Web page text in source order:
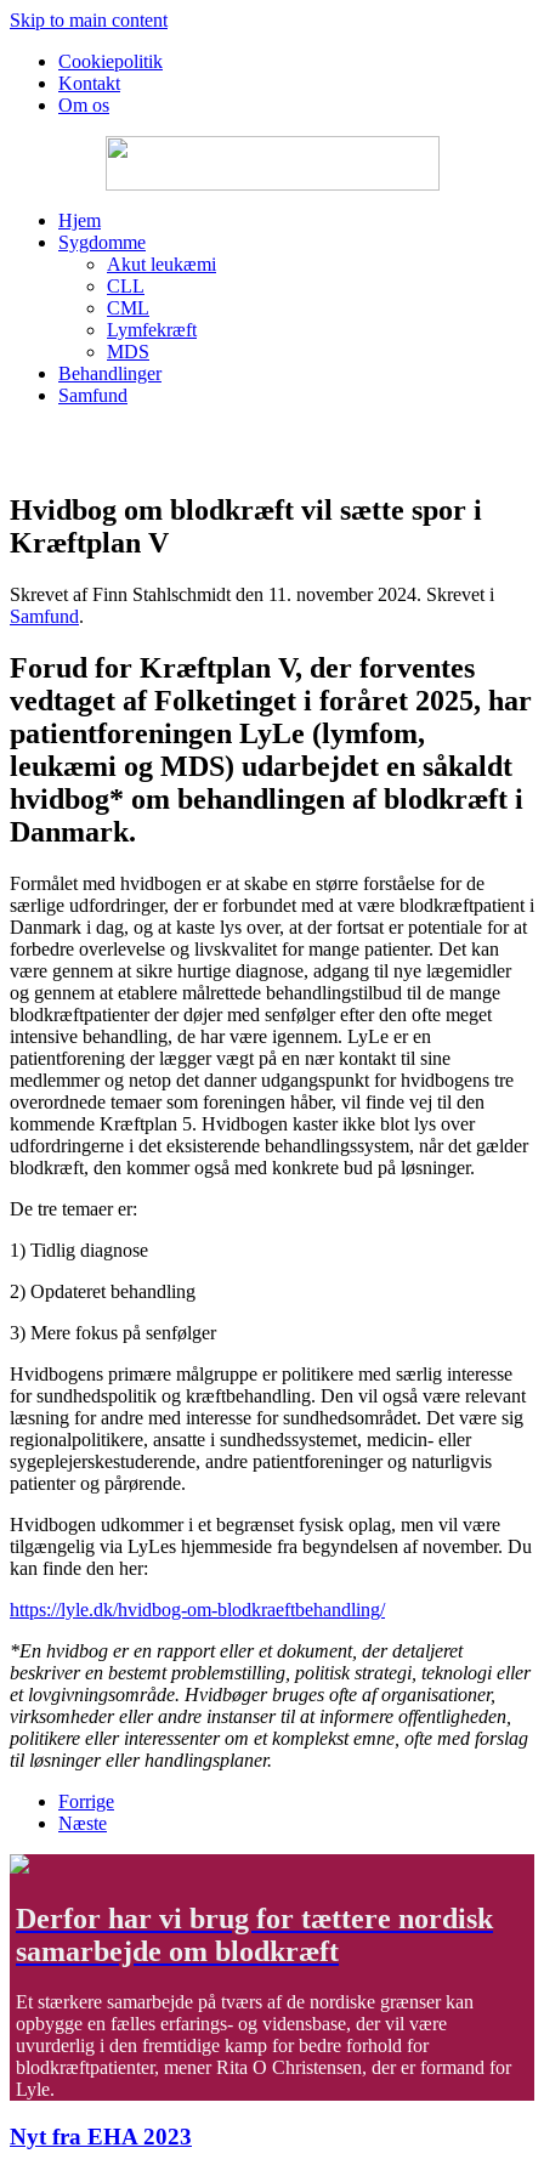
Skip to main content
Cookiepolitik
Kontakt
Om os
Hjem
Sygdomme
Akut leukæmi
CLL
CML
Lymfekræft
MDS
Behandlinger
Samfund
Hvidbog om blodkræft vil sætte spor i
Kræftplan V
Skrevet af Finn Stahlschmidt den 11. november 2024. Skrevet i
Samfund.
Forud for Kræftplan V, der forventes
vedtaget af Folketinget i foråret 2025, har
patientforeningen LyLe (lymfom,
leukæmi og MDS) udarbejdet en såkaldt
hvidbog* om behandlingen af blodkræft i
Danmark.
Formålet med hvidbogen er at skabe en større forståelse for de
særlige udfordringer, der er forbundet med at være blodkræftpatient i
Danmark i dag, og at kaste lys over, at der fortsat er potentiale for at
forbedre overlevelse og livskvalitet for mange patienter. Det kan
være gennem at sikre hurtige diagnose, adgang til nye lægemidler
og gennem at etablere målrettede behandlingstilbud til de mange
blodkræftpatienter der døjer med senfølger efter den ofte meget
intensive behandling, de har være igennem. LyLe er en
patientforening der lægger vægt på en nær kontakt til sine
medlemmer og netop det danner udgangspunkt for hvidbogens tre
overordnede temaer som foreningen håber, vil finde vej til den
kommende Kræftplan 5. Hvidbogen kaster ikke blot lys over
udfordringerne i det eksisterende behandlingssystem, når det gælder
blodkræft, den kommer også med konkrete bud på løsninger.
De tre temaer er:
1) Tidlig diagnose
2) Opdateret behandling
3) Mere fokus på senfølger
Hvidbogens primære målgruppe er politikere med særlig interesse
for sundhedspolitik og kræftbehandling. Den vil også være relevant
læsning for andre med interesse for sundhedsområdet. Det være sig
regionalpolitikere, ansatte i sundhedssystemet, medicin- eller
sygeplejerskestuderende, andre patientforeninger og naturligvis
patienter og pårørende.
Hvidbogen udkommer i et begrænset fysisk oplag, men vil være
tilgængelig via LyLes hjemmeside fra begyndelsen af november. Du
kan finde den her:
https://lyle.dk/hvidbog-om-blodkraeftbehandling/
*En hvidbog er en rapport eller et dokument, der detaljeret
beskriver en bestemt problemstilling, politisk strategi, teknologi eller
et lovgivningsområde. Hvidbøger bruges ofte af organisationer,
virksomheder eller andre instanser til at informere offentligheden,
politikere eller interessenter om et komplekst emne, ofte med forslag
til løsninger eller handlingsplaner.
Forrige
Næste
Derfor har vi brug for tættere nordisk
samarbejde om blodkræft
Et stærkere samarbejde på tværs af de nordiske grænser kan
opbygge en fælles erfarings- og vidensbase, der vil være
uvurderlig i den fremtidige kamp for bedre forhold for
blodkræftpatienter, mener Rita O Christensen, der er formand for
Lyle.
Nyt fra EHA 2023